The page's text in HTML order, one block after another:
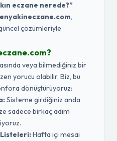
eczane nerede?”
,
çözümleriyle
veya bilmediğiniz bir
yorucu olabilir. Biz, bu
dönüştürüyoruz:
Sisteme girdiğiniz anda
sadece birkaç adım
Hafta içi mesai